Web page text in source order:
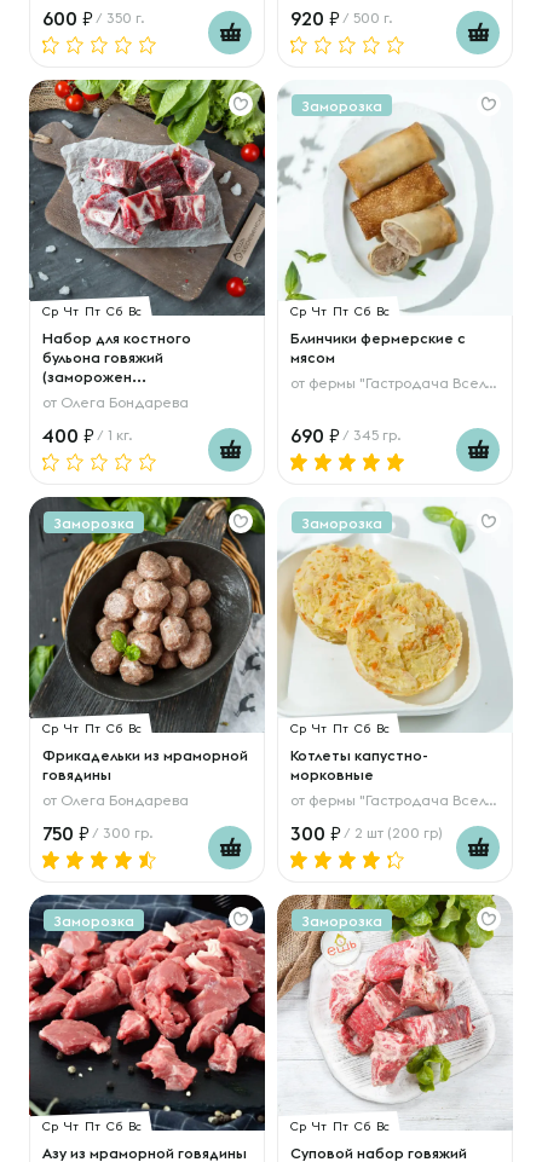
600 / 350 г. 920 / 500 г.
Ср Чт Пт Сб Вс
Набор для костного
бульона говяжий
(заморожен...
от Олега Бондарева
400 / 1 кг.
Заморозка
Ср Чт Пт Сб Вс
Блинчики фермерские с
мясом
от фермы "Гастродача Вселуг"
690 / 345 гр.
Заморозка
Ср Чт Пт Сб Вс
Фрикадельки из мраморной
говядины
от Олега Бондарева
750 / 300 гр.
Заморозка
Ср Чт Пт Сб Вс
Котлеты капустно-
морковные
от фермы "Гастродача Вселуг"
300 / 2 шт (200 гр)
Заморозка
Ср Чт Пт Сб Вс
Азу из мраморной говядины
Заморозка
Ср Чт Пт Сб Вс
Суповой набор говяжий